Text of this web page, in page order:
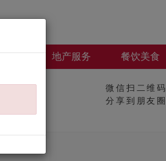
租 地产服务 餐饮美食
微信扫二维码
分享到朋友圈